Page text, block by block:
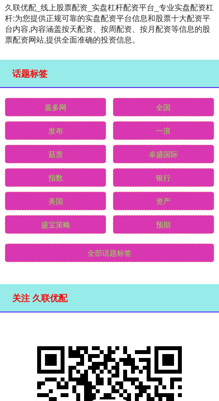
久联优配_线上股票配资_实盘杠杆配资平台_专业实盘配资杠
杆:为您提供正规可靠的实盘配资平台信息和股票十大配资平
台内容,内容涵盖按天配资、按周配资、按月配资等信息的股
票配资网站,提供全面准确的投资信息。
话题标签
嘉多网 全国
发布 一浪
菇质 卓盛国际
指数 银行
美国 资产
盛宝策略 预期
全部话题标签
关注 久联优配